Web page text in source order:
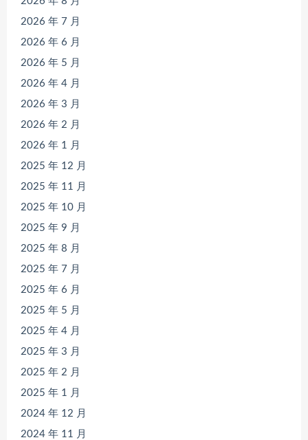
2026 年 7 月
2026 年 6 月
2026 年 5 月
2026 年 4 月
2026 年 3 月
2026 年 2 月
2026 年 1 月
2025 年 12 月
2025 年 11 月
2025 年 10 月
2025 年 9 月
2025 年 8 月
2025 年 7 月
2025 年 6 月
2025 年 5 月
2025 年 4 月
2025 年 3 月
2025 年 2 月
2025 年 1 月
2024 年 12 月
2024 年 11 月